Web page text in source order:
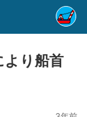
より船首